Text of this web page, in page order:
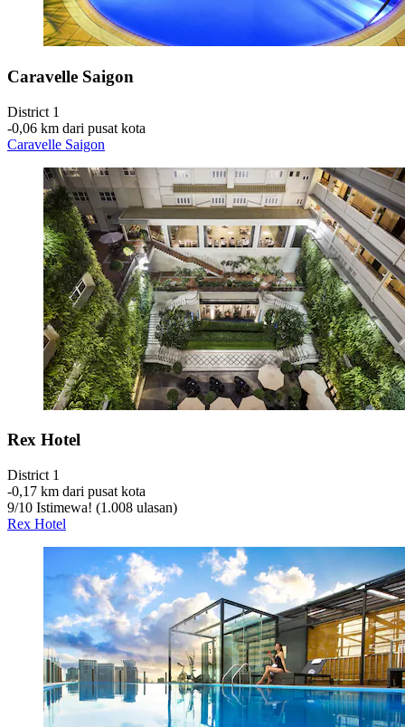
Caravelle Saigon
District 1
‐0,06 km dari pusat kota
Caravelle Saigon
Rex Hotel
District 1
‐0,17 km dari pusat kota
9/10 Istimewa! (1.008 ulasan)
Rex Hotel